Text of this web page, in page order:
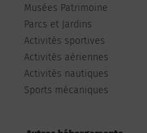
Musées Patrimoine
Parcs et Jardins
Activités sportives
Activités aériennes
Activités nautiques
Sports mécaniques